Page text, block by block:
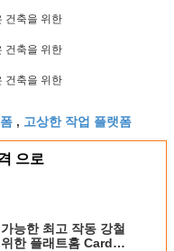
, 고상한 작업 플랫폼
으로
능한 최고 작동 강철
한 플래트홈 Cardle